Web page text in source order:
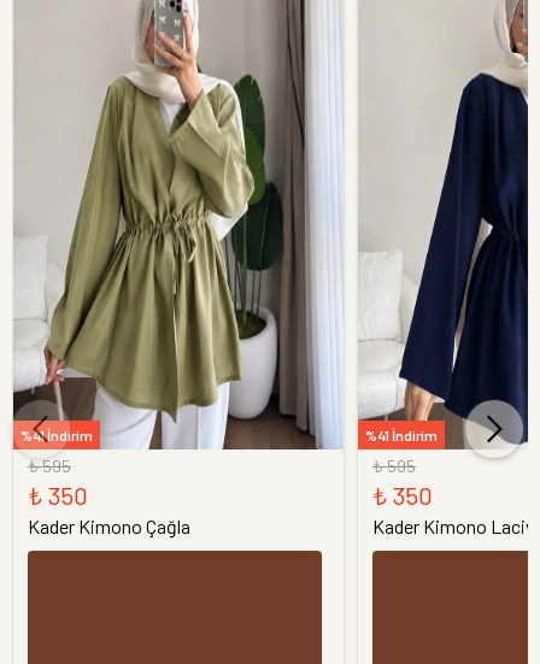
%41 İndirim
₺ 595
₺ 350
Kader Kimono Çağla
%41 İndirim
₺ 595
₺ 350
Kader Kimono